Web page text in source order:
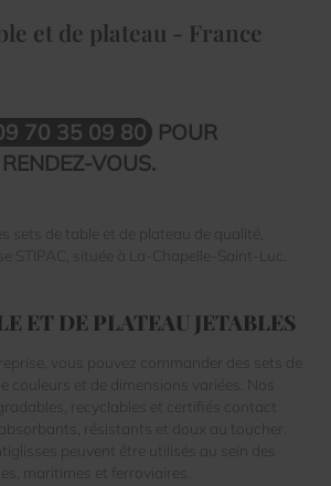
et de plateau - France
70 35 09 80 POUR
VOUS.
sets de table et de plateau de qualité,
STIPAC, située à La-Chapelle-Saint-Luc.
ET DE PLATEAU JETABLES
vous pouvez commander des sets de
couleurs et de dimensions variées. Nos
recyclables et certifiés contact
résistants et doux au toucher.
peuvent être utilisés au sein des
maritimes et ferroviaires.